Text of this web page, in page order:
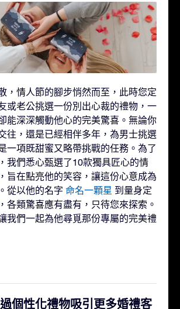
，情人節的腳步悄然而至，此時您定
或老公挑選一份別出心裁的禮物，一
能深深觸動他心的完美驚喜。無論你
往，還是已經相伴多年，為男士挑選
一項既甜蜜又略帶挑戰的任務。為了
我們悉心甄選了10款獨具匠心的情
旨在點亮他的笑容，讓這份心意成為
從以他的名字 命名一顆星 到量身定
各類驚喜應有盡有，只待您來探索。
我們一起為他尋覓那份專屬的完美禮
個性化禮物吸引更多婚禮客